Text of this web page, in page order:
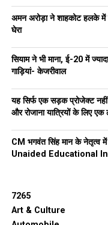
अमन अरोड़ा ने शाहकोट हलके में
घेरा
सियाम ने भी माना, ई-20 में
गाड़ियां- केजरीवाल
यह सिर्फ एक सड़क प्रोजेक्ट नहीं
और रोजाना यात्रियों के लिए
CM भगवंत सिंह मान के नेतृत्व
Unaided Educational
7265
Art & Culture